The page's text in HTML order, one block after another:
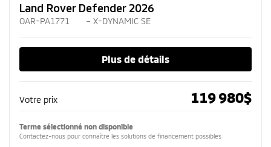
Land Rover Defender 2026
OAR-PA1771 – X-DYNAMIC SE
Plus de détails
Votre prix 119 980$
Terme sélectionné non disponible
Contactez-nous pour connaître les solutions de financement possibles